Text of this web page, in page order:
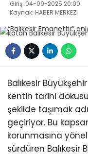
Giriş: 04-09-2025 20:00
Kaynak: HABER MERKEZI
Balıkesir
kentin tarihi
şekilde taşımak
geçiriyor. Bu
korunmasına
sürdüren Balıkesir